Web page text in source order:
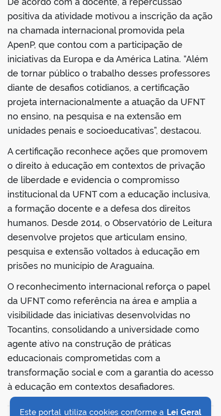
positiva da atividade motivou a inscrição da ação
na chamada internacional promovida pela
ApenP, que contou com a participação de
iniciativas da Europa e da América Latina. “Além
de tornar público o trabalho desses professores
diante de desafios cotidianos, a certificação
projeta internacionalmente a atuação da UFNT
no ensino, na pesquisa e na extensão em
unidades penais e socioeducativas”, destacou.
A certificação reconhece ações que promovem
o direito à educação em contextos de privação
de liberdade e evidencia o compromisso
institucional da UFNT com a educação inclusiva,
a formação docente e a defesa dos direitos
humanos. Desde 2014, o Observatório de Leitura
desenvolve projetos que articulam ensino,
pesquisa e extensão voltados à educação em
prisões no município de Araguaína.
O reconhecimento internacional reforça o papel
da UFNT como referência na área e amplia a
visibilidade das iniciativas desenvolvidas no
Tocantins, consolidando a universidade como
agente ativo na construção de práticas
educacionais comprometidas com a
transformação social e com a garantia do acesso
à educação em contextos desafiadores.
Este portal utiliza cookies conforme a Lei Geral